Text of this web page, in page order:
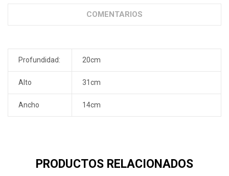
COMENTARIOS
Profundidad: 20cm
Alto 31cm
Ancho 14cm
PRODUCTOS RELACIONADOS